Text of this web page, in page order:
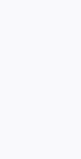
当社よりキャ
完了メールを
信をもって本
キャンペーン